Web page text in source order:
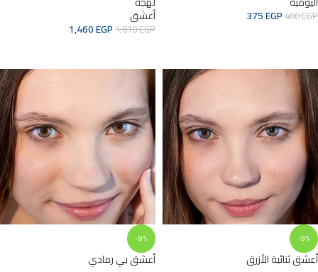
480EGP
375EGP أعشق
1,610EGP
1,460EGP
-9%
أعشق ثنائية الأزرق
-9%
أعشق بي رمادي